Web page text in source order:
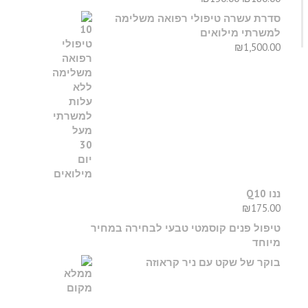
סדרת עשרה טיפולי רפואה משלימה
למשרתי מילואים
₪1,500.00
ננו Q10
₪175.00
טיפול פנים קוסמטי טבעי לבחירה במחיר
מיוחד
בוקר של שקט עם ניר קראוזה